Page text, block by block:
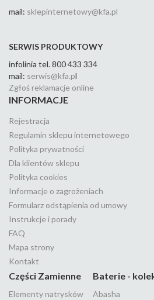
mail: sklepinternetowy@kfa.pl
SERWIS PRODUKTOWY
infolinia tel. 800 433 334
mail: serwis@kfa.pl
Zgłoś reklamacje online
INFORMACJE
Rejestracja
Regulamin sklepu internetowego
Polityka prywatności
Dla klientów sklepu
Polityka cookies
Informacje o zagrożeniach
Formularz odstąpienia od umowy
Instrukcje i porady
FAQ
Mapa strony
Kontakt
Części Zamienne
Elementy natrysków
Baterie -
Abasha